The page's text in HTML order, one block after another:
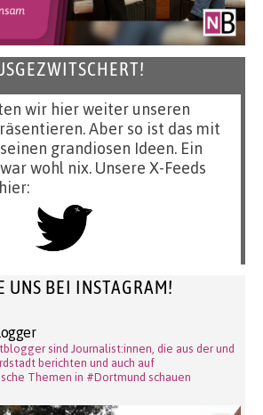
wir hier weiter unseren
Aber so ist das mit
grandiosen Ideen. Ein
wohl nix. Unsere X-Feeds
UNS BEI INSTAGRAM!
sind Journalist:innen, die aus der und
berichten und auch auf
Themen in #Dortmund schauen